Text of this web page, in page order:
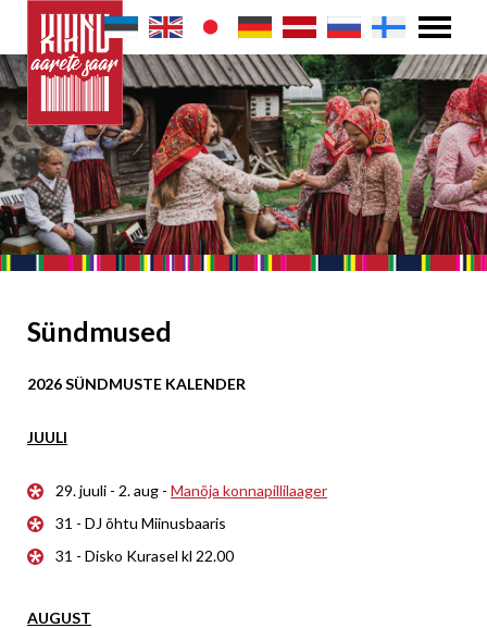
Sündmused
2026 SÜNDMUSTE KALENDER
JUULI
29. juuli - 2. aug - Manõja konnapillilaager
31 - DJ õhtu Miinusbaaris
31 - Disko Kurasel kl 22.00
AUGUST